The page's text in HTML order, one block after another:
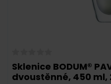
Sklenice BODUM®
dvoustěnné, 450 ml,